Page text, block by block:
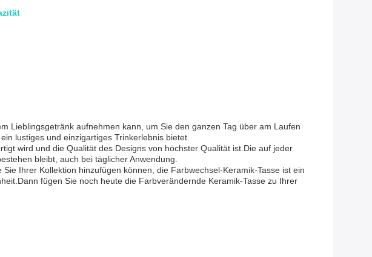
Lieblingsgetränk aufnehmen kann, um Sie den ganzen Tag über am Laufen
lustiges und einzigartiges Trinkerlebnis bietet.
wird und die Qualität des Designs von höchster Qualität ist.Die auf jeder
bleibt, auch bei täglicher Anwendung.
Ihrer Kollektion hinzufügen können, die Farbwechsel-Keramik-Tasse ist ein
fügen Sie noch heute die Farbverändernde Keramik-Tasse zu Ihrer